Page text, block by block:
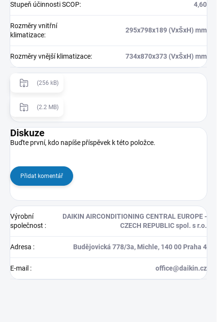
Stupeň účinnosti SCOP: 4,60
Rozměry vnitřní
klimatizace:
295x798x189 (VxŠxH) mm
Rozměry vnější klimatizace: 734x870x373 (VxŠxH) mm
(256 kB)
(2.2 MB)
Diskuze
Buďte první, kdo napíše příspěvek k této položce.
Přidat komentář
Výrobní
společnost :
DAIKIN AIRCONDITIONING CENTRAL EUROPE -
CZECH REPUBLIC spol. s r.o.
Adresa : Budějovická 778/3a, Michle, 140 00 Praha 4
E-mail : office@daikin.cz